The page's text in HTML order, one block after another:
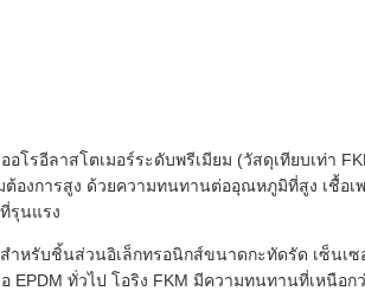
รอีลาสโตเมอร์ระดับพรีเมียม (วัสดุเทียบเท่า
งการสูง ด้วยความทนทานต่ออุณหภูมิที่สูง เชื้อเ
รุนแรง
หรับชิ้นส่วนอิเล็กทรอนิกส์ขนาดกะทัดรัด เซ็นเ
EPDM ทั่วไป โอริง FKM มีความทนทานที่เหนือ